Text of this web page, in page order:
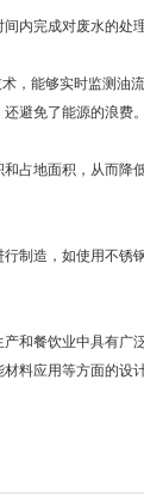
完成对废水的处理
能够实时监测油
避免了能源的浪费。
地面积，从而降
造，如使用不锈
和餐饮业中具有
料应用等方面的设计